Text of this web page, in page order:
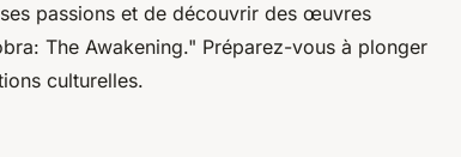
passions et de découvrir des œuvres
The Awakening." Préparez-vous à plonger
culturelles.